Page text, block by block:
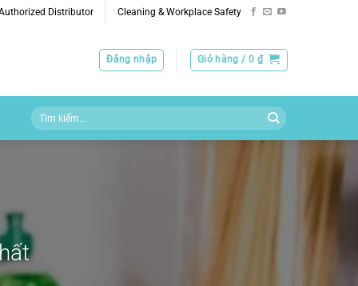
Distributor Cleaning & Workplace Safety
Đăng nhập Giỏ hàng / 0 ₫
Tìm
kiếm: